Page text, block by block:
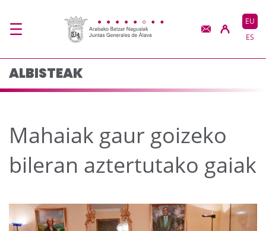
Mahaiak gaur goizekoEU
ES
ALBISTEAK
Mahaiak gaur goizeko
bileran aztertutako gaiak